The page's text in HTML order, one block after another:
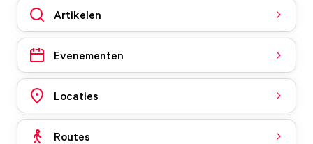
Artikelen
Evenementen
Locaties
Routes